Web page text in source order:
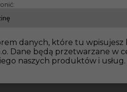
budowlane Niemcy
danych, które tu wpisujesz
Dane będą przetwarzane w
naszych produktów i usług.